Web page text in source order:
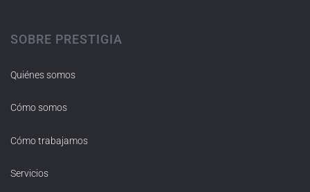
SOBRE PRESTIGIA
Quiénes somos
Cómo somos
Cómo trabajamos
Servicios